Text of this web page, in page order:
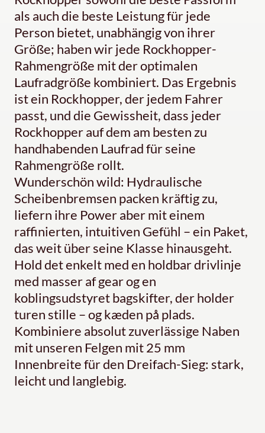
als auch die beste Leistung für jede
Person bietet, unabhängig von ihrer
Größe; haben wir jede Rockhopper-
Rahmengröße mit der optimalen
Laufradgröße kombiniert. Das Ergebnis
ist ein Rockhopper, der jedem Fahrer
passt, und die Gewissheit, dass jeder
Rockhopper auf dem am besten zu
handhabenden Laufrad für seine
Rahmengröße rollt.
Wunderschön wild: Hydraulische
Scheibenbremsen packen kräftig zu,
liefern ihre Power aber mit einem
raffinierten, intuitiven Gefühl – ein Paket,
das weit über seine Klasse hinausgeht.
Hold det enkelt med en holdbar drivlinje
med masser af gear og en
koblingsudstyret bagskifter, der holder
turen stille – og kæden på plads.
Kombiniere absolut zuverlässige Naben
mit unseren Felgen mit 25 mm
Innenbreite für den Dreifach-Sieg: stark,
leicht und langlebig.